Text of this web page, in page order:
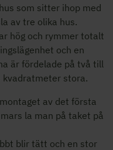
som sitter ihop med
av tre olika hus.
hög och rymmer totalt
och en
är fördelade på två till
stora.
av det första
la man på taket på
blir tätt och en stor